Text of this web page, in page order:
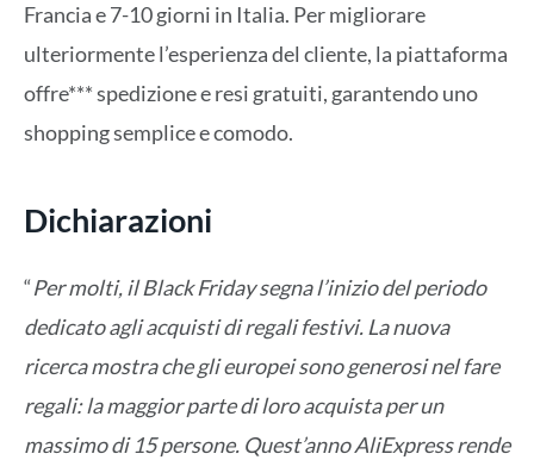
Francia e 7-10 giorni in Italia. Per migliorare
ulteriormente l’esperienza del cliente, la piattaforma
offre*** spedizione e resi gratuiti, garantendo uno
shopping semplice e comodo.
Dichiarazioni
“Per molti, il Black Friday segna l’inizio del periodo
dedicato agli acquisti di regali festivi. La nuova
ricerca mostra che gli europei sono generosi nel fare
regali: la maggior parte di loro acquista per un
massimo di 15 persone. Quest’anno AliExpress rende